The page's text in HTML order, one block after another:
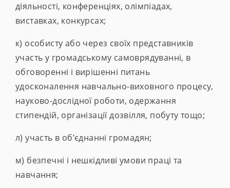
діяльності, конференціях, олімпіадах,
виставках, конкурсах;
к) особисту або через своїх представників
участь у громадському самоврядуванні, в
обговоренні і вирішенні питань
удосконалення навчально-виховного процесу,
науково-дослідної роботи, одержання
стипендій, організації дозвілля, побуту тощо;
л) участь в об’єднанні громадян;
м) безпечні і нешкідливі умови праці та
навчання;